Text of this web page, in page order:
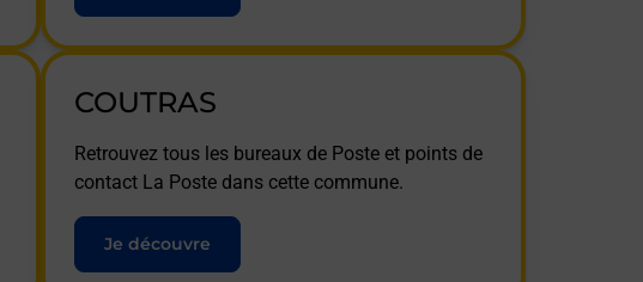
COUTRAS
Retrouvez tous les bureaux de Poste et points de
contact La Poste dans cette commune.
Je découvre